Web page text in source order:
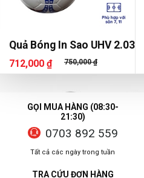
Quả Bóng In Sao UHV 2.03
712,000 ₫ 750,000 ₫
GỌI MUA HÀNG (08:30-
21:30)
0703 892 559
Tất cả các ngày trong tuần
TRA CỨU ĐƠN HÀNG